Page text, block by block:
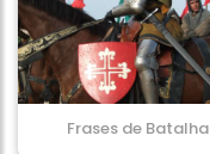
Frases de Batalha